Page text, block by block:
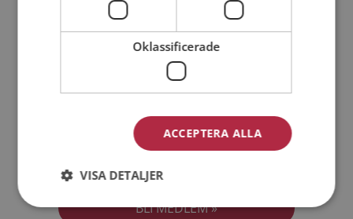
Medlemsvillkoren
Jag accepterarPersonuppgiftspolicyn
Oklassificerade
ACCEPTERA ALLA
VISA DETALJER